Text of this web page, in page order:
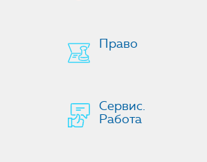
Право
Сервис.
Работа